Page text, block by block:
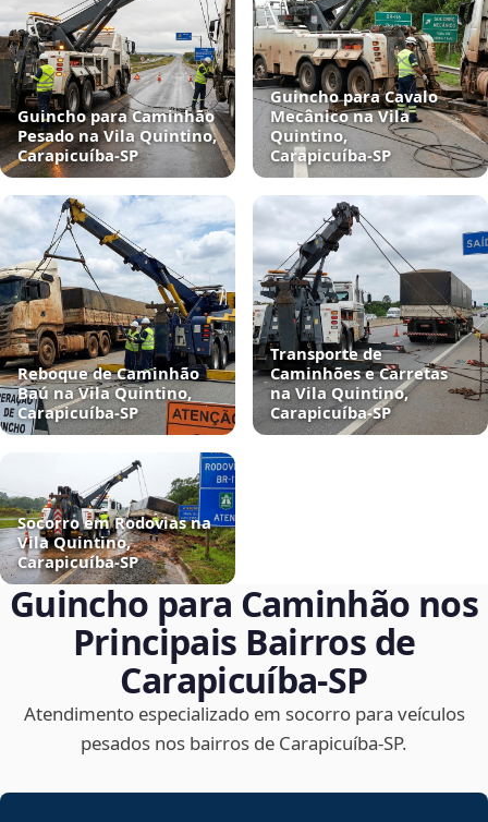
Guincho para Caminhão
Pesado na Vila Quintino,
Carapicuíba‑SP
Guincho para Cavalo
Mecânico na Vila
Quintino,
Carapicuíba‑SP
Reboque de Caminhão
Baú na Vila Quintino,
Carapicuíba‑SP
Transporte de
Caminhões e Carretas
na Vila Quintino,
Carapicuíba‑SP
Socorro em Rodovias na
Vila Quintino,
Carapicuíba‑SP
Guincho para Caminhão nos
Principais Bairros de
Carapicuíba‑SP
Atendimento especializado em socorro para veículos
pesados nos bairros de Carapicuíba‑SP.